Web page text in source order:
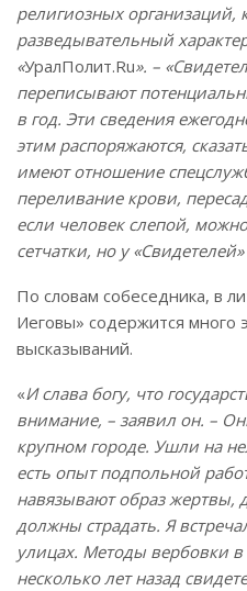
религиозных
разведывательный
«УралПолит.Ru». –
переписывают
в год. Эти сведения
этим распоряжаются,
имеют отношение
переливание крови,
если человек слепой,
сетчатки, но у
По словам собеседника, в
Иеговы» содержится много
высказываний.
«И слава богу, что
внимание, – заявил он. –
крупном городе. Ушли на
есть опыт подпольной
навязывают образ жертвы,
должны страдать. Я
улицах. Методы вербовки в
несколько лет назад